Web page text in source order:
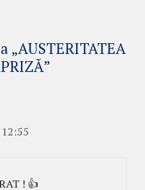
„AUSTERITATEA
! 👍